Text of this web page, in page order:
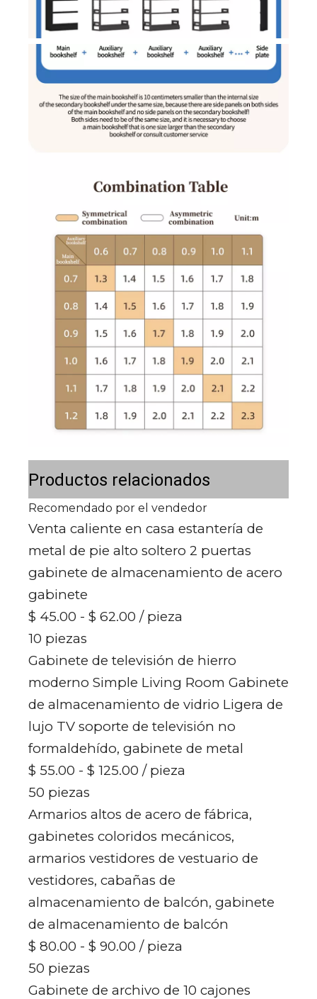
Productos relacionados
Recomendado por el vendedor
Venta caliente en casa estantería de
metal de pie alto soltero 2 puertas
gabinete de almacenamiento de acero
gabinete
$ 45.00 - $ 62.00 / pieza
10 piezas
Gabinete de televisión de hierro
moderno Simple Living Room Gabinete
de almacenamiento de vidrio Ligera de
lujo TV soporte de televisión no
formaldehído, gabinete de metal
$ 55.00 - $ 125.00 / pieza
50 piezas
Armarios altos de acero de fábrica,
gabinetes coloridos mecánicos,
armarios vestidores de vestuario de
vestidores, cabañas de
almacenamiento de balcón, gabinete
de almacenamiento de balcón
$ 80.00 - $ 90.00 / pieza
50 piezas
Gabinete de archivo de 10 cajones